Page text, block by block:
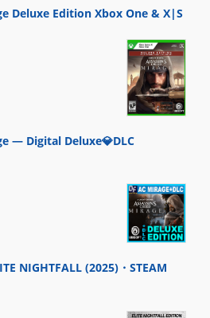
Deluxe Edition Xbox One & X|S
— Digital Deluxe💎DLC
NIGHTFALL (2025)・STEAM